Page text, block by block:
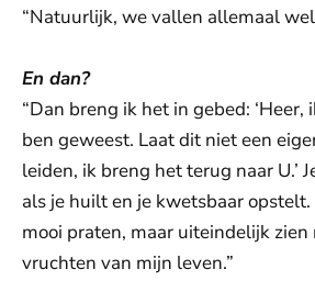
“Natuurlijk, we vallen allemaal
En dan?
“Dan breng ik het in gebed:
ben geweest. Laat dit niet een
leiden, ik breng het terug naar U.’
als je huilt en je kwetsbaar
mooi praten, maar uiteindelijk zien
vruchten van mijn leven.”